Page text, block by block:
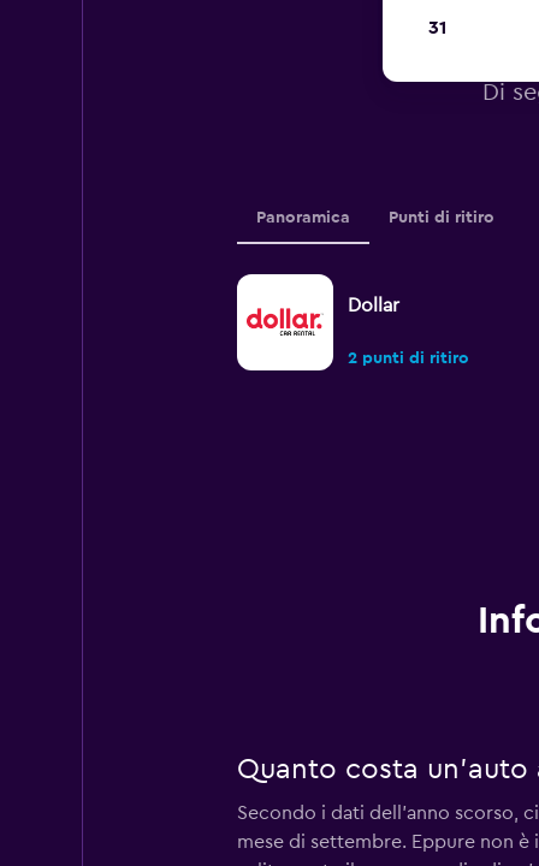
Di
Panoramica Punti di ritiro
Dollar
2 punti di ritiro
Quanto costa un'auto
Secondo i dati dell'anno scorso,
mese di settembre. Eppure non
31